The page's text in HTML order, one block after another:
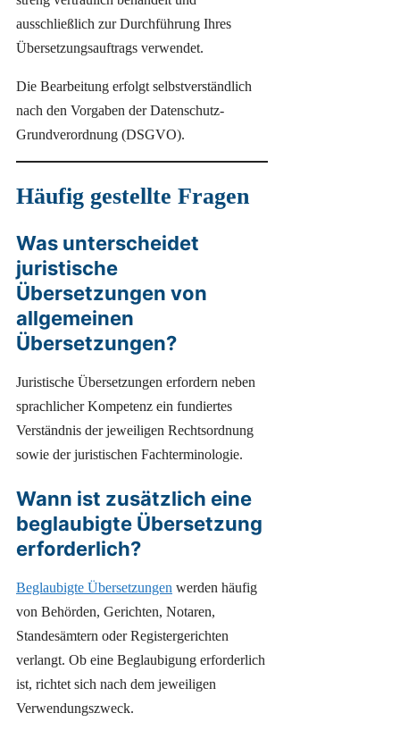
ausschließlich zur Durchführung Ihres
Übersetzungsauftrags verwendet.
Die Bearbeitung erfolgt selbstverständlich
nach den Vorgaben der Datenschutz-
Grundverordnung (DSGVO).
Häufig gestellte Fragen
Was unterscheidet
juristische
Übersetzungen von
allgemeinen
Übersetzungen?
Juristische Übersetzungen erfordern neben
sprachlicher Kompetenz ein fundiertes
Verständnis der jeweiligen Rechtsordnung
sowie der juristischen Fachterminologie.
Wann ist zusätzlich eine
beglaubigte Übersetzung
erforderlich?
Beglaubigte Übersetzungen werden häufig
von Behörden, Gerichten, Notaren,
Standesämtern oder Registergerichten
verlangt. Ob eine Beglaubigung erforderlich
ist, richtet sich nach dem jeweiligen
Verwendungszweck.